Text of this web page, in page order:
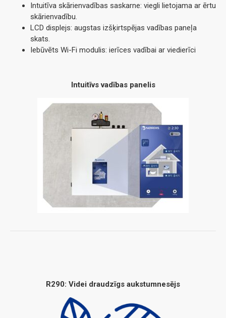
Intuitīva skārienvadības saskarne: viegli lietojama ar ērtu
skārienvadību.
LCD displejs: augstas izšķirtspējas vadības paneļa
skats.
Iebūvēts Wi-Fi modulis: ierīces vadībai ar viedierīci
Intuitīvs vadības panelis
R290: Videi draudzīgs aukstumnesējs